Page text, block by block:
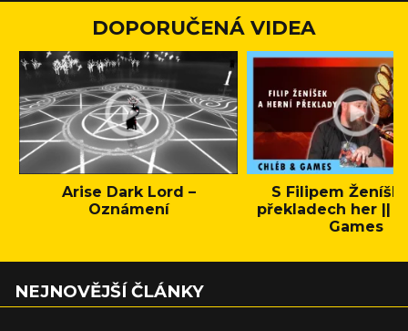
DOPORUČENÁ VIDEA
Arise Dark Lord –
Oznámení
S Filipem
překladech her ||
Games
NEJNOVĚJŠÍ ČLÁNKY